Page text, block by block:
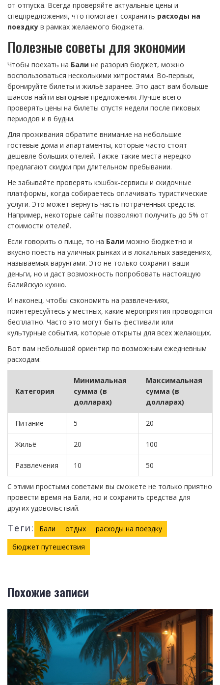
от отпуска. Всегда проверяйте актуальные цены и
спецпредложения, что помогает сохранить расходы на
поездку в рамках желаемого бюджета.
Полезные советы для экономии
Чтобы поехать на Бали не разорив бюджет, можно
воспользоваться несколькими хитростями. Во-первых,
бронируйте билеты и жильё заранее. Это даст вам больше
шансов найти выгодные предложения. Лучше всего
проверять цены на билеты спустя недели после пиковых
периодов и в будни.
Для проживания обратите внимание на небольшие
гостевые дома и апартаменты, которые часто стоят
дешевле больших отелей. Также такие места нередко
предлагают скидки при длительном пребывании.
Не забывайте проверять кэшбэк-сервисы и скидочные
платформы, когда собираетесь оплачивать туристические
услуги. Это может вернуть часть потраченных средств.
Например, некоторые сайты позволяют получить до 5% от
стоимости отелей.
Если говорить о пище, то на Бали можно бюджетно и
вкусно поесть на уличных рынках и в локальных заведениях,
называемых варунгами. Это не только сохранит ваши
деньги, но и даст возможность попробовать настоящую
балийскую кухню.
И наконец, чтобы сэкономить на развлечениях,
поинтересуйтесь у местных, какие мероприятия проводятся
бесплатно. Часто это могут быть фестивали или
культурные события, которые открыты для всех желающих.
Вот вам небольшой ориентир по возможным ежедневным
расходам:
Категория
Минимальная
сумма (в
долларах)
Максимальная
сумма (в
долларах)
Питание 5 20
Жильё 20 100
Развлечения 10 50
С этими простыми советами вы сможете не только приятно
провести время на Бали, но и сохранить средства для
других удовольствий.
Теги: Бали отдых
расходы на поездку
бюджет путешествия
Похожие записи